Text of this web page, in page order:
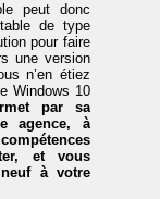
peut donc
de type
pour faire
une version
n’en étiez
Windows 10
par sa
agence, à
et vous
à votre